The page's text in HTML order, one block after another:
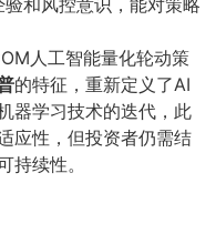
验和风控意识，能对策略
人工智能量化轮动策
的特征，重新定义了AI
器学习技术的迭代，此
应性，但投资者仍需结
持续性。